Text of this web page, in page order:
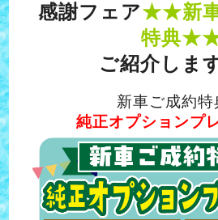
感謝フェア★★新車
特典
ご紹介しま
新車ご成約
純正オプションプ